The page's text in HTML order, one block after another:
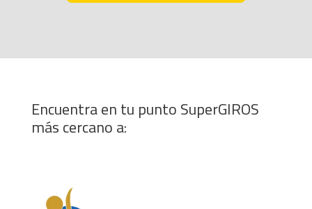
Encuentra en tu punto SuperGIROS
más cercano a: